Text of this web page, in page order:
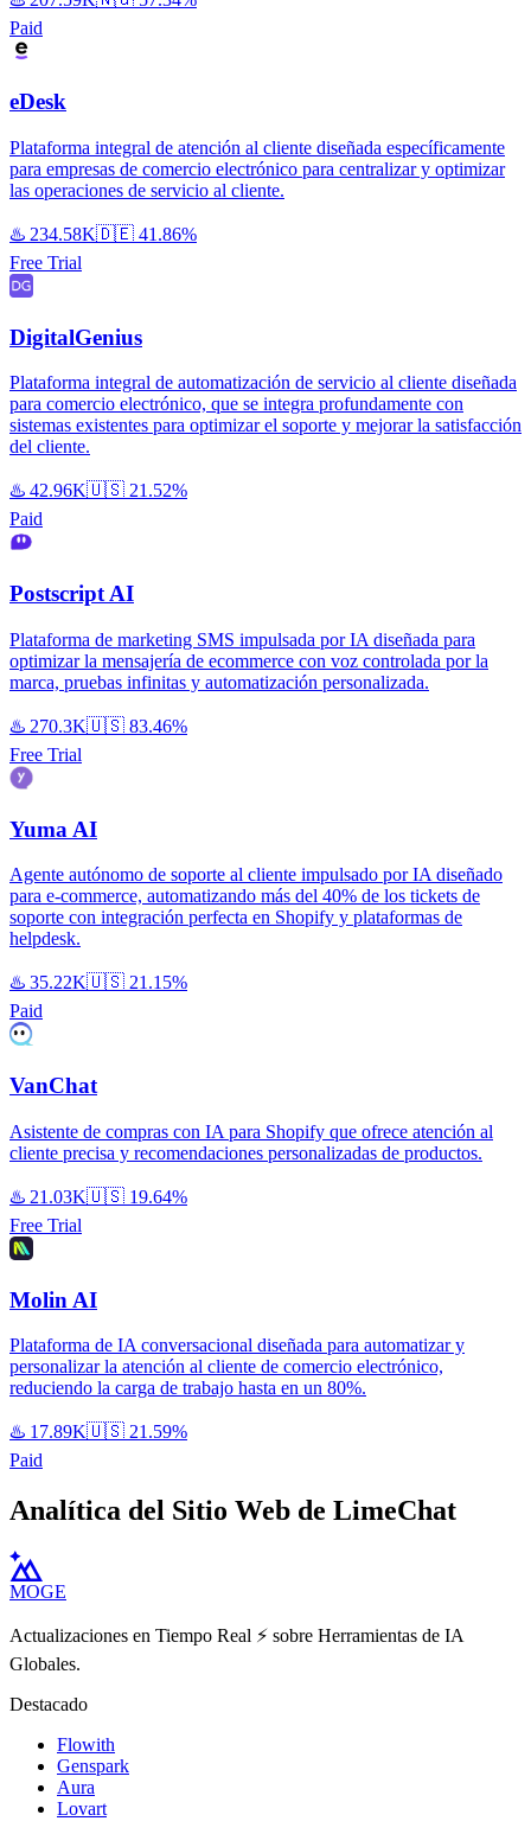
Paid
eDesk
Plataforma integral de atención al cliente diseñada específicamente
para empresas de comercio electrónico para centralizar y optimizar
las operaciones de servicio al cliente.
♨️ 234.58K🇩🇪 41.86%
Free Trial
DigitalGenius
Plataforma integral de automatización de servicio al cliente diseñada
para comercio electrónico, que se integra profundamente con
sistemas existentes para optimizar el soporte y mejorar la satisfacción
del cliente.
♨️ 42.96K🇺🇸 21.52%
Paid
Postscript AI
Plataforma de marketing SMS impulsada por IA diseñada para
optimizar la mensajería de ecommerce con voz controlada por la
marca, pruebas infinitas y automatización personalizada.
♨️ 270.3K🇺🇸 83.46%
Free Trial
Yuma AI
Agente autónomo de soporte al cliente impulsado por IA diseñado
para e-commerce, automatizando más del 40% de los tickets de
soporte con integración perfecta en Shopify y plataformas de
helpdesk.
♨️ 35.22K🇺🇸 21.15%
Paid
VanChat
Asistente de compras con IA para Shopify que ofrece atención al
cliente precisa y recomendaciones personalizadas de productos.
♨️ 21.03K🇺🇸 19.64%
Free Trial
Molin AI
Plataforma de IA conversacional diseñada para automatizar y
personalizar la atención al cliente de comercio electrónico,
reduciendo la carga de trabajo hasta en un 80%.
♨️ 17.89K🇺🇸 21.59%
Paid
Analítica del Sitio Web de LimeChat
MOGE
Actualizaciones en Tiempo Real ⚡️ sobre Herramientas de IA
Globales.
Destacado
Flowith
Genspark
Aura
Lovart